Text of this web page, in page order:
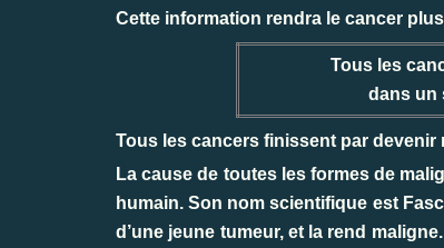
Cette information rendra le cancer
Tous les
dans un
Tous les cancers finissent par devenir
La cause de toutes les formes de
humain. Son nom scientifique est
d’une jeune tumeur, et la rend